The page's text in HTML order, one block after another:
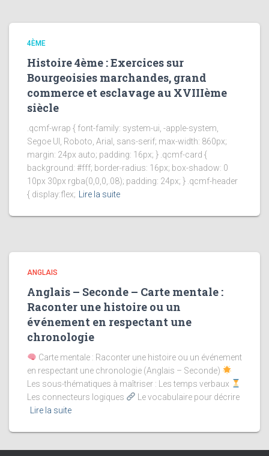
4ÈME
Histoire 4ème : Exercices sur
Bourgeoisies marchandes, grand
commerce et esclavage au XVIIIème
siècle
.qcmf-wrap { font-family: system-ui, -apple-system,
Segoe UI, Roboto, Arial, sans-serif; max-width: 860px;
margin: 24px auto; padding: 16px; } .qcmf-card {
background: #fff; border-radius: 16px; box-shadow: 0
10px 30px rgba(0,0,0,.08); padding: 24px; } .qcmf-header
{ display:flex;
Lire la suite
ANGLAIS
Anglais – Seconde – Carte mentale :
Raconter une histoire ou un
événement en respectant une
chronologie
Carte mentale : Raconter une histoire ou un événement
en respectant une chronologie (Anglais – Seconde)
Les sous-thématiques à maîtriser : Les temps verbaux
Les connecteurs logiques
Le vocabulaire pour décrire
Lire la suite